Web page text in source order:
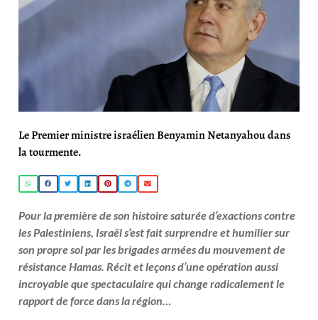
Le Premier ministre israélien Benyamin Netanyahou dans
la tourmente.
Pour la première de son histoire saturée d’exactions contre
les Palestiniens, Israël s’est fait surprendre et humilier sur
son propre sol par les brigades armées du mouvement de
résistance Hamas. Récit et leçons d’une opération aussi
incroyable que spectaculaire qui change radicalement le
rapport de force dans la région…